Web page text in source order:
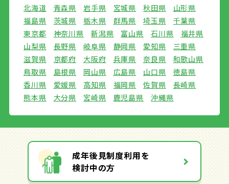
北海道 青森県 岩手県 宮城県 秋田県
山形県
福島県
茨城県 栃木県 群馬県 埼玉県
千葉県
東京都
神奈川県 新潟県 富山県 石川県
福井県
山梨県
長野県 岐阜県 静岡県 愛知県
三重県
滋賀県
京都府 大阪府 兵庫県 奈良県
和歌山県
鳥取県
島根県 岡山県 広島県 山口県
徳島県
香川県
愛媛県 高知県 福岡県 佐賀県
長崎県
熊本県
大分県 宮崎県 鹿児島県 沖縄県
成年後見制度利用を
検討中の方